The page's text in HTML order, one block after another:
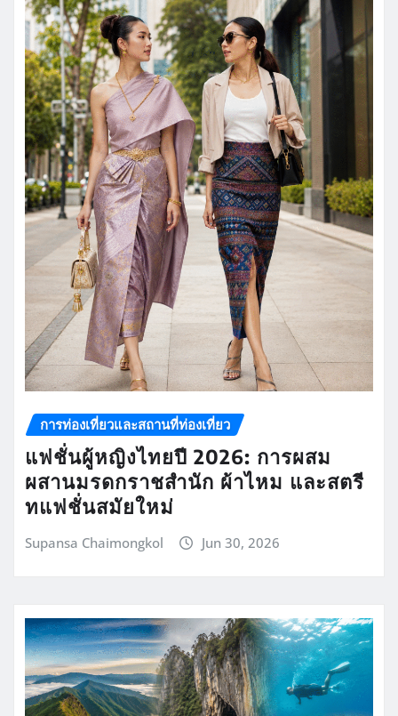
การท่องเที่ยวและสถานที่ท่องเที่ยว
แฟชั่นผู้หญิงไทยปี 2026: การผสม
ผสานมรดกราชสำนัก ผ้าไหม และสตรี
ทแฟชั่นสมัยใหม่
Supansa Chaimongkol Jun 30, 2026